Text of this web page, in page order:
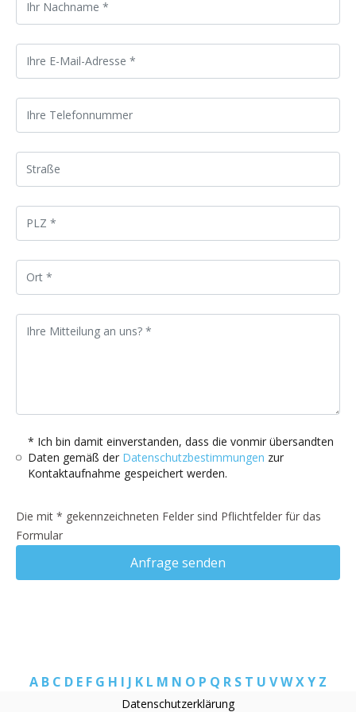
* Ich bin damit einverstanden, dass die vonmir übersandten
Daten gemäß der Datenschutzbestimmungen zur
Kontaktaufnahme gespeichert werden.
Die mit * gekennzeichneten Felder sind Pflichtfelder für das
Formular
Anfrage senden
A B C D E F G H I J K L M N O P Q R S T U VWXY Z
Datenschutzerklärung